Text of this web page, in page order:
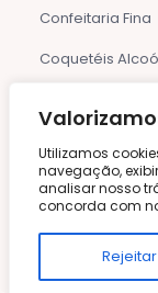
Utilizamos
navegação,
analisar nosso
concorda com
Rejeitar
Confeitaria Fina
Coquetéis
De 30 Minutos
Dia Das Mães